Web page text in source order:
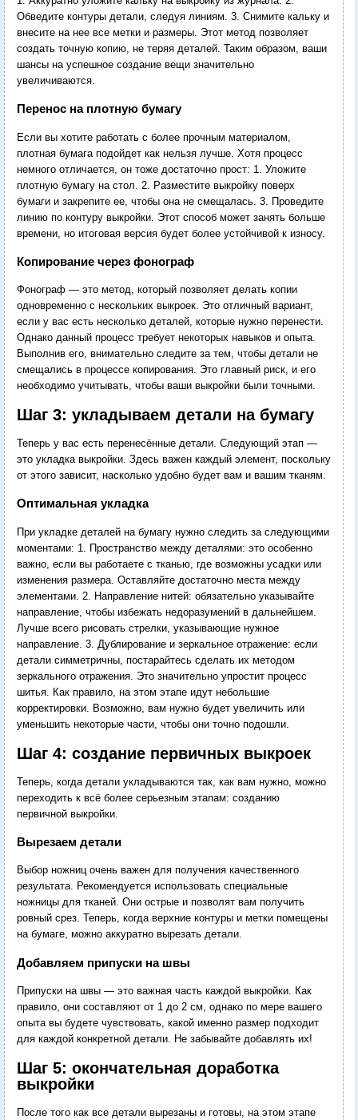
Обведите контуры детали, следуя линиям. 3. Снимите кальку и
внесите на нее все метки и размеры. Этот метод позволяет
создать точную копию, не теряя деталей. Таким образом, ваши
шансы на успешное создание вещи значительно
увеличиваются.
Перенос на плотную бумагу
Если вы хотите работать с более прочным материалом,
плотная бумага подойдет как нельзя лучше. Хотя процесс
немного отличается, он тоже достаточно прост: 1. Уложите
плотную бумагу на стол. 2. Разместите выкройку поверх
бумаги и закрепите ее, чтобы она не смещалась. 3. Проведите
линию по контуру выкройки. Этот способ может занять больше
времени, но итоговая версия будет более устойчивой к износу.
Копирование через фонограф
Фонограф — это метод, который позволяет делать копии
одновременно с нескольких выкроек. Это отличный вариант,
если у вас есть несколько деталей, которые нужно перенести.
Однако данный процесс требует некоторых навыков и опыта.
Выполнив его, внимательно следите за тем, чтобы детали не
смещались в процессе копирования. Это главный риск, и его
необходимо учитывать, чтобы ваши выкройки были точными.
Шаг 3: укладываем детали на бумагу
Теперь у вас есть перенесённые детали. Следующий этап —
это укладка выкройки. Здесь важен каждый элемент, поскольку
от этого зависит, насколько удобно будет вам и вашим тканям.
Оптимальная укладка
При укладке деталей на бумагу нужно следить за следующими
моментами: 1. Пространство между деталями: это особенно
важно, если вы работаете с тканью, где возможны усадки или
изменения размера. Оставляйте достаточно места между
элементами. 2. Направление нитей: обязательно указывайте
направление, чтобы избежать недоразумений в дальнейшем.
Лучше всего рисовать стрелки, указывающие нужное
направление. 3. Дублирование и зеркальное отражение: если
детали симметричны, постарайтесь сделать их методом
зеркального отражения. Это значительно упростит процесс
шитья. Как правило, на этом этапе идут небольшие
корректировки. Возможно, вам нужно будет увеличить или
уменьшить некоторые части, чтобы они точно подошли.
Шаг 4: создание первичных выкроек
Теперь, когда детали укладываются так, как вам нужно, можно
переходить к всё более серьезным этапам: созданию
первичной выкройки.
Вырезаем детали
Выбор ножниц очень важен для получения качественного
результата. Рекомендуется использовать специальные
ножницы для тканей. Они острые и позволят вам получить
ровный срез. Теперь, когда верхние контуры и метки помещены
на бумаге, можно аккуратно вырезать детали.
Добавляем припуски на швы
Припуски на швы — это важная часть каждой выкройки. Как
правило, они составляют от 1 до 2 см, однако по мере вашего
опыта вы будете чувствовать, какой именно размер подходит
для каждой конкретной детали. Не забывайте добавлять их!
Шаг 5: окончательная доработка
выкройки
После того как все детали вырезаны и готовы, на этом этапе